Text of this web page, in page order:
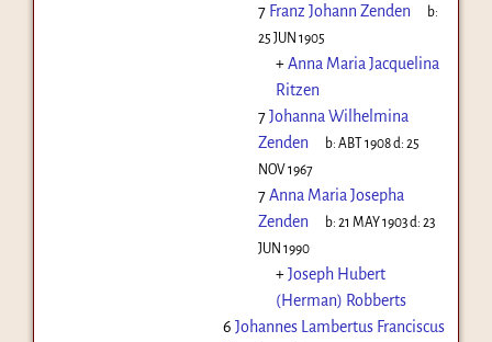
7 Franz Johann Zenden
b:
25 JUN 1905
+Anna Maria Jacquelina
Ritzen
7Johanna Wilhelmina
Zenden
b:ABT 1908d:25
NOV 1967
7Anna Maria Josepha
Zenden
b:21 MAY 1903d:23
JUN 1990
+Joseph Hubert
(Herman) Robberts
6 Johannes Lambertus Franciscus